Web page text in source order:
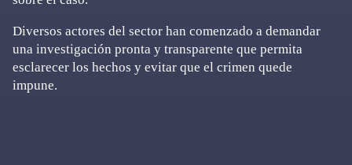
Diversos actores del sector han comenzado a demandar
una investigación pronta y transparente que permita
esclarecer los hechos y evitar que el crimen quede
impune.